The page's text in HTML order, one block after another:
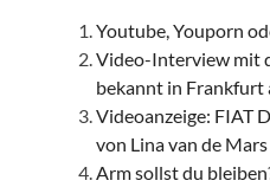
Youtube, Youporn
Video-Interview mit
bekannt in Frankfurt
Videoanzeige: FIAT
von Lina van de Mars
Arm sollst du